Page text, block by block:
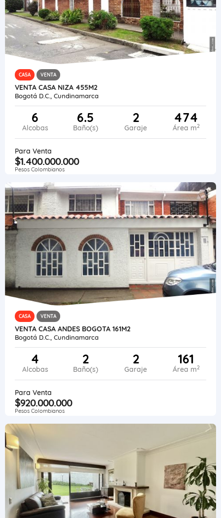
CASA VENTA
VENTA CASA NIZA 455M2
Bogotá D.C., Cundinamarca
6
Alcobas
6.5
Baño(s)
2
Garaje
474
Área m2
Para Venta
$1.400.000.000
Pesos Colombianos
CASA VENTA
VENTA CASA ANDES BOGOTA 161M2
Bogotá D.C., Cundinamarca
4
Alcobas
2
Baño(s)
2
Garaje
161
Área m2
Para Venta
$920.000.000
Pesos Colombianos